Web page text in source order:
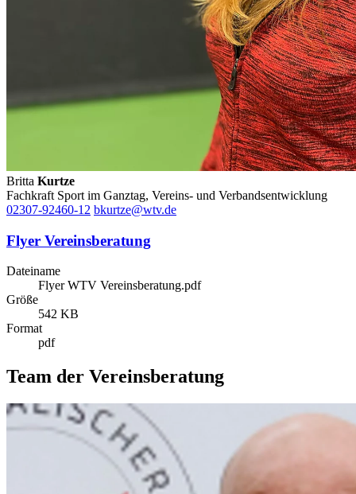
Britta Kurtze
Fachkraft Sport im Ganztag, Vereins- und Verbandsentwicklung
02307-92460-12 bkurtze@wtv.de
Flyer Vereinsberatung
Dateiname
Flyer WTV Vereinsberatung.pdf
Größe
542 KB
Format
pdf
Team der Vereinsberatung